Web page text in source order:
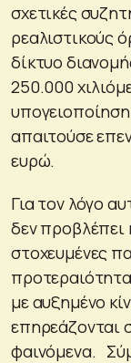
σχετικές
ρεαλιστικούς
δίκτυο
250.000
απαιτούσε
ευρώ.
Για τον λόγο
δεν προβλέπει
στοχευμένες
με αυξημένο
επηρεάζονται
φαινόμενα.